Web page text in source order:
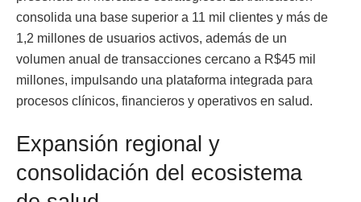
consolida una base superior a 11 mil clientes y más de
1,2 millones de usuarios activos, además de un
volumen anual de transacciones cercano a R$45 mil
millones, impulsando una plataforma integrada para
procesos clínicos, financieros y operativos en salud.
Expansión regional y
consolidación del ecosistema